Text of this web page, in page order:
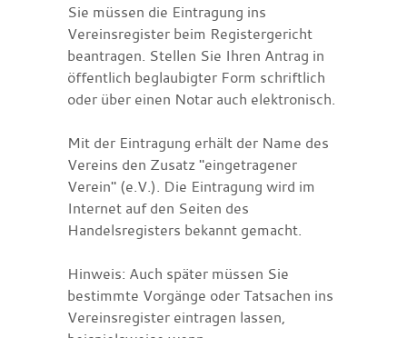
Sie müssen die Eintragung ins
Vereinsregister beim Registergericht
beantragen. Stellen Sie Ihren Antrag in
öffentlich beglaubigter Form schriftlich
oder über einen Notar auch elektronisch.
Mit der Eintragung erhält der Name des
Vereins den Zusatz "eingetragener
Verein" (e.V.). Die Eintragung wird im
Internet auf den Seiten des
Handelsregisters bekannt gemacht.
Hinweis: Auch später müssen Sie
bestimmte Vorgänge oder Tatsachen ins
Vereinsregister eintragen lassen,